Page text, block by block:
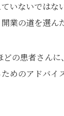
いないではな
業の道を選ん
の患者さんに
めのアドバイ